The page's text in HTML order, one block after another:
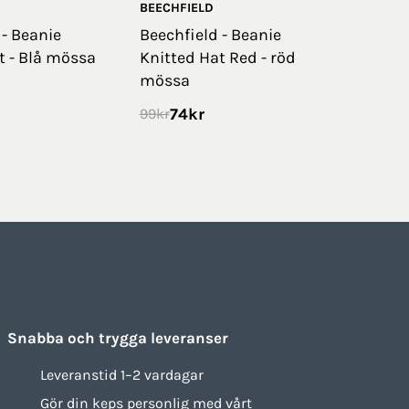
Beanie
- Blå mössa
BEECHFIELD
Beechfield - Beanie
Knitted Hat Red - röd
mössa
99kr74kr
Snabba och trygga leveranser
Leveranstid 1–2 vardagar
Gör din keps personlig med vårt